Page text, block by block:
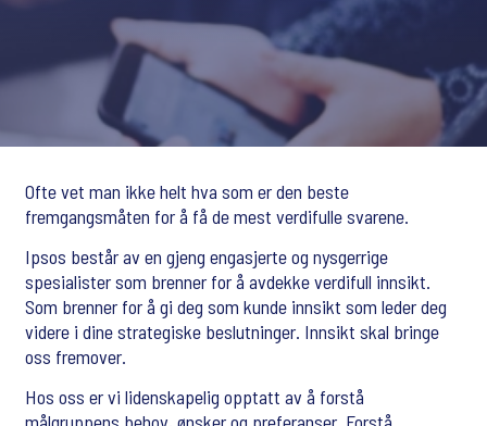
Ofte vet man ikke helt hva som er den beste
fremgangsmåten for å få de mest verdifulle svarene.
Ipsos består av en gjeng engasjerte og nysgerrige
spesialister som brenner for å avdekke verdifull innsikt.
Som brenner for å gi deg som kunde innsikt som leder deg
videre i dine strategiske beslutninger. Innsikt skal bringe
oss fremover.
Hos oss er vi lidenskapelig opptatt av å forstå